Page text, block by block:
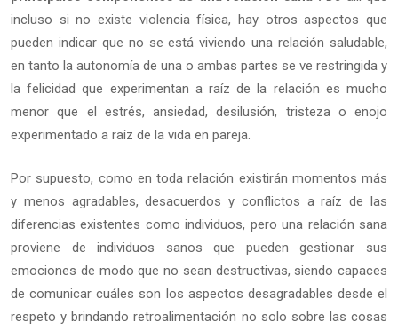
incluso si no existe violencia física, hay otros aspectos que
pueden indicar que no se está viviendo una relación saludable,
en tanto la autonomía de una o ambas partes se ve restringida y
la felicidad que experimentan a raíz de la relación es mucho
menor que el estrés, ansiedad, desilusión, tristeza o enojo
experimentado a raíz de la vida en pareja.
Por supuesto, como en toda relación existirán momentos más
y menos agradables, desacuerdos y conflictos a raíz de las
diferencias existentes como individuos, pero una relación sana
proviene de individuos sanos que pueden gestionar sus
emociones de modo que no sean destructivas, siendo capaces
de comunicar cuáles son los aspectos desagradables desde el
respeto y brindando retroalimentación no solo sobre las cosas